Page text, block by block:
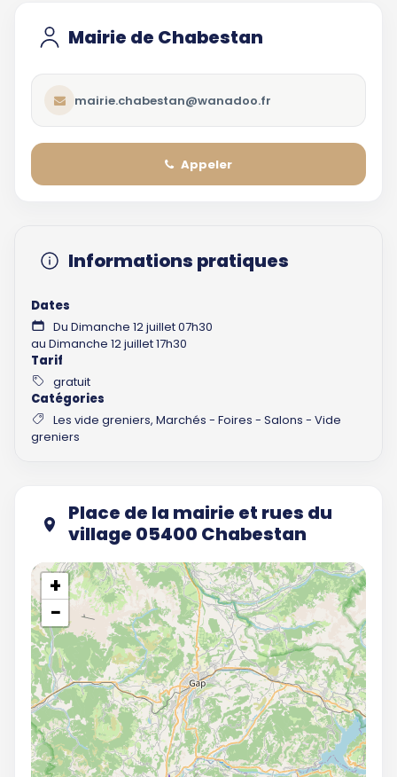
Mairie de Chabestan
mairie.chabestan@wanadoo.fr
Appeler
Informations pratiques
Dates
Du Dimanche 12 juillet 07h30
au Dimanche 12 juillet 17h30
Tarif
gratuit
Catégories
Les vide greniers, Marchés - Foires - Salons - Vide
greniers
Place de la mairie et rues du
village 05400 Chabestan
+
−